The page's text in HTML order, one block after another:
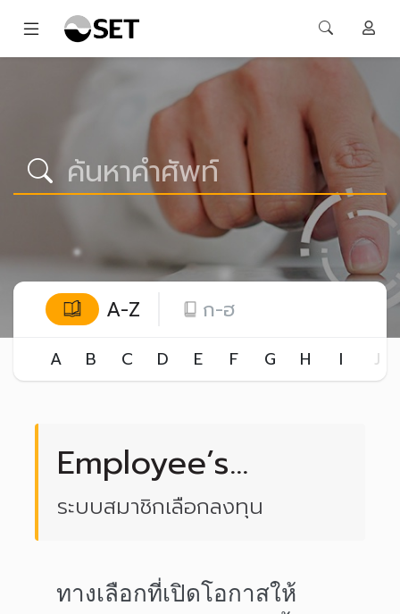
A-Z ก-ฮ
A B C D E F G H I J
Employee’s
Choice
ระบบสมาชิกเลือกลงทุน
ทางเลือกที่เปิดโอกาสให้